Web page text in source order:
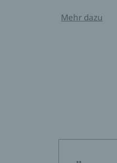
Mehr dazu